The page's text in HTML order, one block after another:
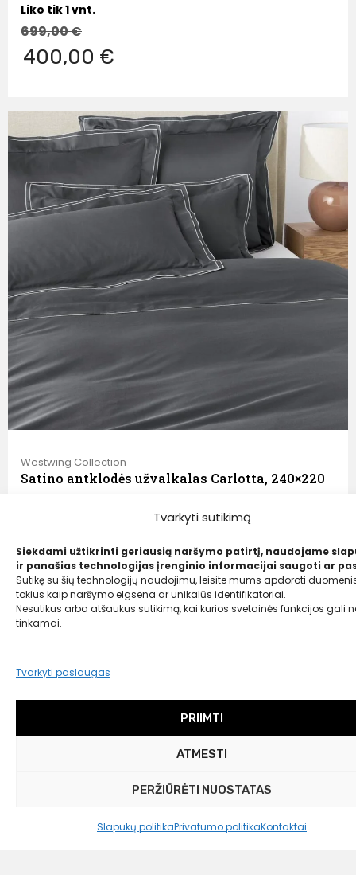
Tvarkyti sutikimą
Siekdami užtikrinti geriausią naršymo patirtį, naudojame
ir panašias technologijas įrenginio informacijai saugoti ar
Sutikę su šių technologijų naudojimu, leisite mums apdoroti
tokius kaip naršymo elgsena ar unikalūs identifikatoriai.
Nesutikus arba atšaukus sutikimą, kai kurios svetainės funkcijos gali
tinkamai.
Tvarkyti paslaugas
PRIIMTI
ATMESTI
PERŽIŪRĖTI NUOSTATAS
Slapukų politikaPrivatumo politikaKontaktai
Liko tik 1 vnt.
699,00€
400,00 €
Westwing Collection
Satino antklodės užvalkalas Carlotta, 240×220
cm
45,00 €